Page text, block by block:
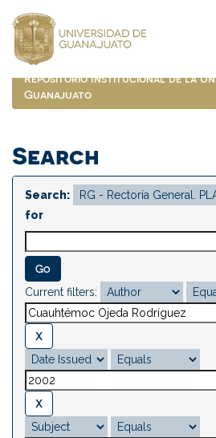
navigation
Repositorio Institucional de la
Guanajuato
Search
Search:
for
Current filters: